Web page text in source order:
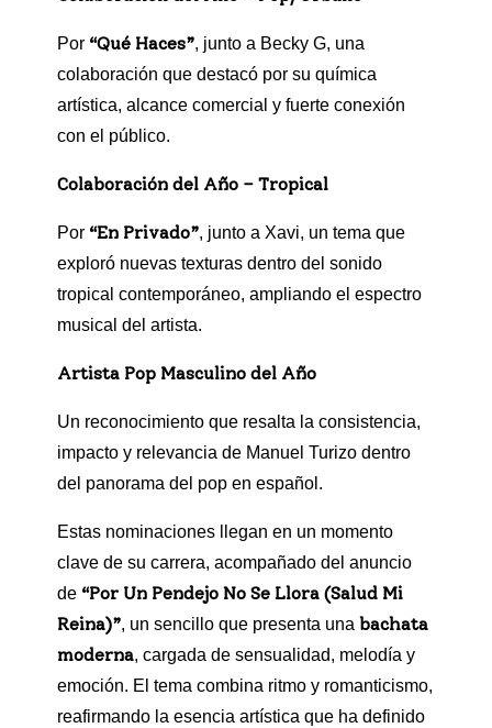
Por “Qué Haces”, junto a Becky G, una
colaboración que destacó por su química
artística, alcance comercial y fuerte conexión
con el público.
Colaboración del Año – Tropical
Por “En Privado”, junto a Xavi, un tema que
exploró nuevas texturas dentro del sonido
tropical contemporáneo, ampliando el espectro
musical del artista.
Artista Pop Masculino del Año
Un reconocimiento que resalta la consistencia,
impacto y relevancia de Manuel Turizo dentro
del panorama del pop en español.
Estas nominaciones llegan en un momento
clave de su carrera, acompañado del anuncio
de “Por Un Pendejo No Se Llora (Salud Mi
Reina)”, un sencillo que presenta una bachata
moderna, cargada de sensualidad, melodía y
emoción. El tema combina ritmo y romanticismo,
reafirmando la esencia artística que ha definido